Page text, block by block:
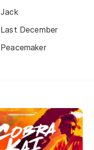
Jack
Last December
Peacemaker